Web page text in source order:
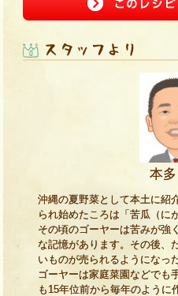
本
沖縄の夏野菜として本土に紹
られ始めたころは「苦瓜（に
その頃のゴーヤーは苦みが強
な記憶があります。その後、
いものが売られるようになっ
ゴーヤーは家庭菜園などでも
も15年位前から毎年のように